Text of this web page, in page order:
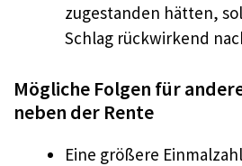
zugestanden hätten,
Schlag rückwirkend
Mögliche Folgen für
neben der Rente
Eine größere